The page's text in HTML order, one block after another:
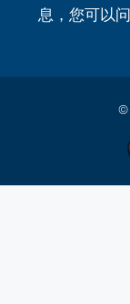
息，您可以
©